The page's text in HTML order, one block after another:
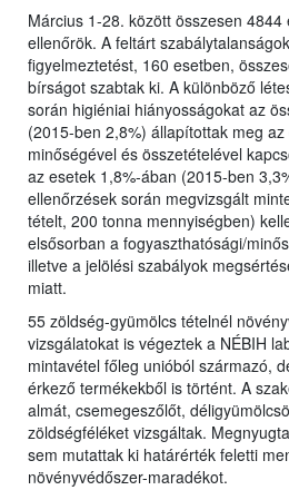
Március 1-28. között összesen
ellenőrök. A feltárt
figyelmeztetést, 160 esetben,
bírságot szabtak ki. A különböző
során higiéniai hiányosságokat az
(2015-ben 2,8%) állapítottak meg
minőségével és összetételével
az esetek 1,8%-ában (2015-ben
ellenőrzések során megvizsgált
tételt, 200 tonna mennyiségben)
elsősorban a fogyaszthatósági/
illetve a jelölési szabályok
miatt.
55 zöldség-gyümölcs tételnél
vizsgálatokat is végeztek a NÉBIH
mintavétel főleg unióból származó,
érkező termékekből is történt. A
almát, csemegeszőlőt,
zöldségféléket vizsgáltak.
sem mutattak ki határérték feletti
növényvédőszer-maradékot.